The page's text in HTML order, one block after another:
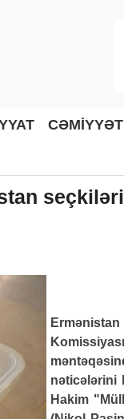
CƏMİYYƏT
nəticələrini
Hakim